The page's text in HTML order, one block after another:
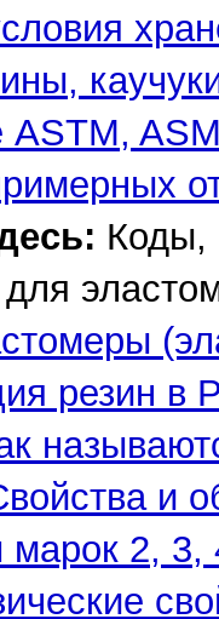
Коды,
резин
и
2, 3,